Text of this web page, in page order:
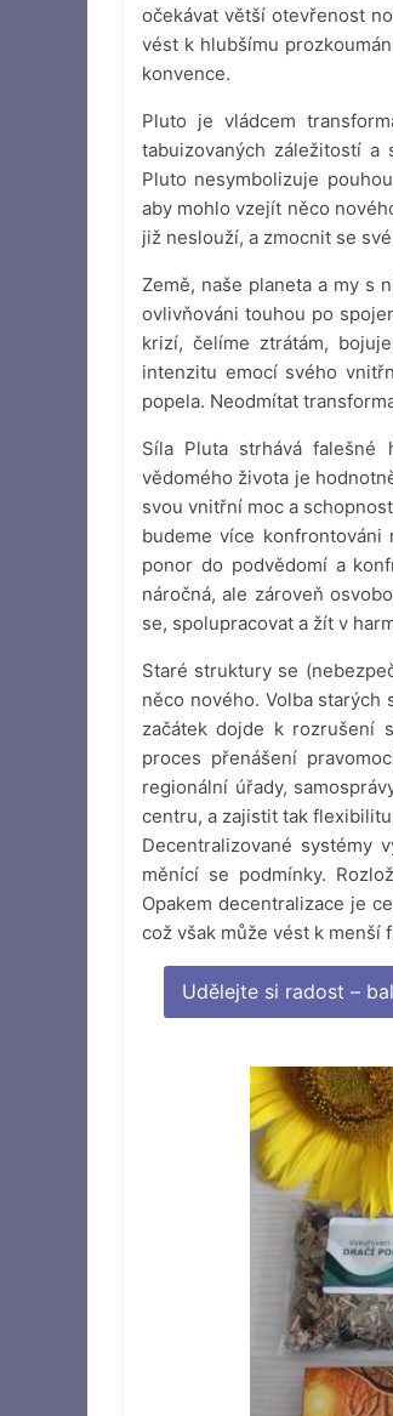
očekávat větší otevřenost
vést k hlubšímu
konvence.
Pluto je vládcem
tabuizovaných záležitostí a
Pluto nesymbolizuje
aby mohlo vzejít něco
již neslouží, a zmocnit se
Země, naše planeta a my s
ovlivňováni touhou po
krizí, čelíme ztrátám,
intenzitu emocí svého
popela. Neodmítat
Síla Pluta strhává falešné
vědomého života je
svou vnitřní moc a
budeme více
ponor do podvědomí a
náročná, ale zároveň
se, spolupracovat a žít v
Staré struktury se
něco nového. Volba
začátek dojde k rozrušení
proces přenášení
regionální úřady,
centru, a zajistit tak
Decentralizované systémy
měnící se podmínky.
Opakem decentralizace je
což však může vést k menší
Udělejte si radost –